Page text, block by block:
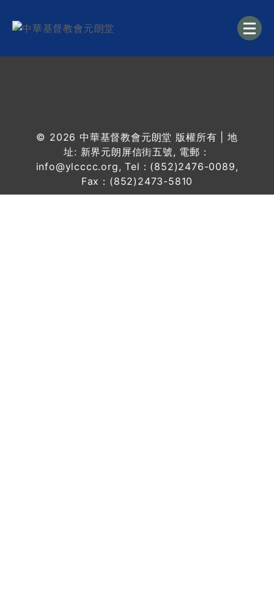
中華基督教會元朗堂
© 2026 中華基督教會元朗堂 版權所有 | 地
址: 新界元朗屏信街五號, 電郵：
info@ylcccc.org, Tel：(852)2476-0089,
Fax：(852)2473-5810